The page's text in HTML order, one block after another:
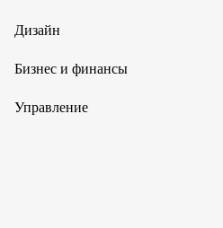
Дизайн
Бизнес и финансы
Управление